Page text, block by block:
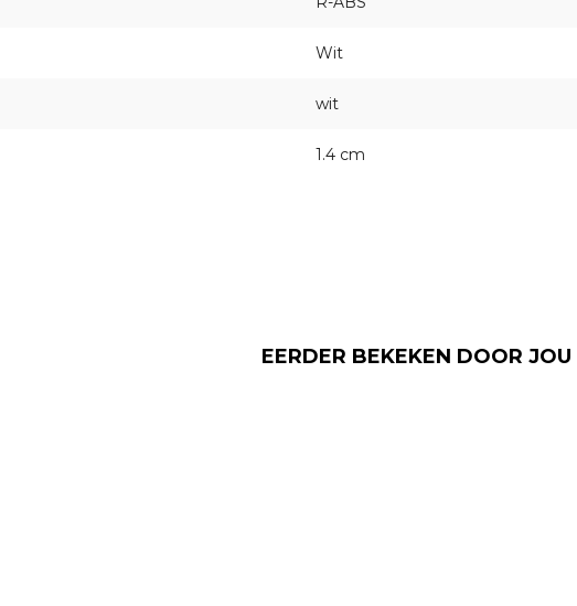
Wit
wit
1.4 cm
EERDER BEKEKEN DOOR JOU